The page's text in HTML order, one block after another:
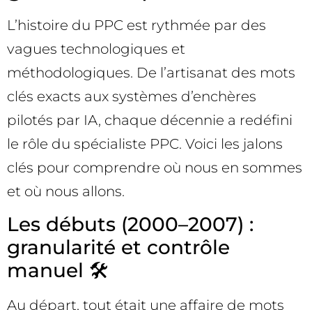
L’histoire du PPC est rythmée par des
vagues technologiques et
méthodologiques. De l’artisanat des mots
clés exacts aux systèmes d’enchères
pilotés par IA, chaque décennie a redéfini
le rôle du spécialiste PPC. Voici les jalons
clés pour comprendre où nous en sommes
et où nous allons.
Les débuts (2000–2007) :
granularité et contrôle
manuel 🛠️
Au départ, tout était une affaire de mots